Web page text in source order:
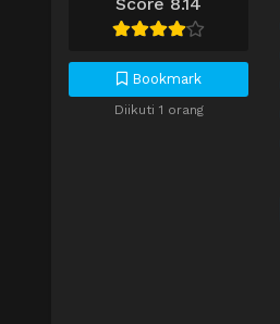
Bookmark
Diikuti 1 orang